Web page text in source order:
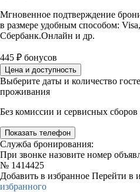
Мгновенное подтверждение
в размере удобным способом:
Сбербанк.Онлайн и др.
445 ₽ бонусов
Цена и доступность
Выберите даты и количество
проживания
Без комиссии и сервисных сборов
Показать телефон
Служба бронирования:
При звонке назовите номер
№ 1414425
Добавить в избранное Перейти в
избранного